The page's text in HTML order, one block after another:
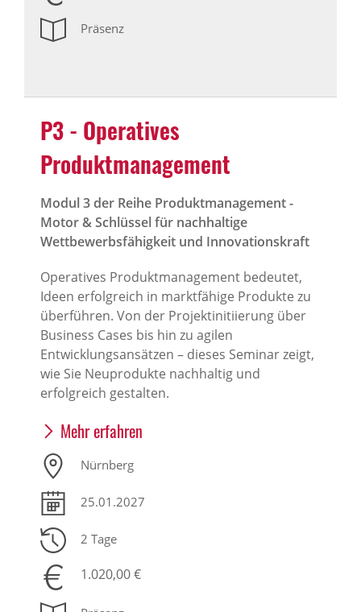
Präsenz
P3 - Operatives
Produktmanagement
Modul 3 der Reihe Produktmanagement -
Motor & Schlüssel für nachhaltige
Wettbewerbsfähigkeit und Innovationskraft
Operatives Produktmanagement bedeutet,
Ideen erfolgreich in marktfähige Produkte zu
überführen. Von der Projektinitiierung über
Business Cases bis hin zu agilen
Entwicklungsansätzen – dieses Seminar zeigt,
wie Sie Neuprodukte nachhaltig und
erfolgreich gestalten.
Mehr erfahren
Nürnberg
25.01.2027
2 Tage
1.020,00 €